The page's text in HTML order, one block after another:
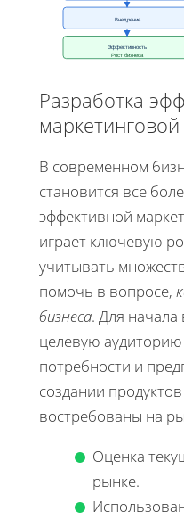
Внедрение
Эффективность
Рост бизнеса
Разработка
маркетинговой
В современном
становится все
эффективной
играет ключевую
учитывать
помочь в вопросе,
бизнеса. Для
целевую
потребности и
создании
востребованы на
Оценка
рынке.